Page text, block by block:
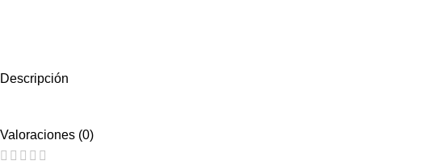
Descripción
Valoraciones (0)